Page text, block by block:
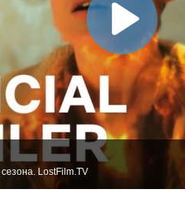
LostFilm.TV